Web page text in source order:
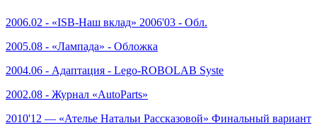
2006.02 - «ISB-Наш вклад» 2006'03 - Обл.
2005.08 - «Лампада» - Обложка
2004.06 - Адаптация - Lego-ROBOLAB Syste
2002.08 - Журнал «AutoParts»
2010'12 — «Ателье Натальи Рассказовой» Финальный вариант